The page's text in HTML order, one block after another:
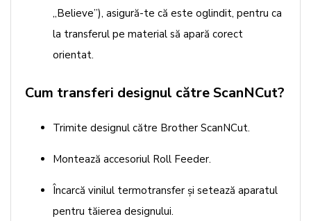
„Believe”), asigură-te că este oglindit, pentru ca
la transferul pe material să apară corect
orientat.
Cum transferi designul către ScanNCut?
Trimite designul către Brother ScanNCut.
Montează accesoriul Roll Feeder.
Încarcă vinilul termotransfer și setează aparatul
pentru tăierea designului.